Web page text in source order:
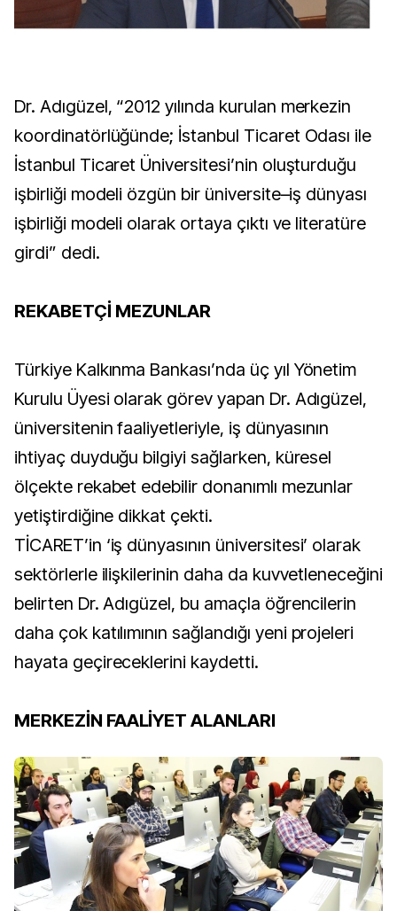
Dr. Adıgüzel, “2012 yılında kurulan merkezin
koordinatörlüğünde; İstanbul Ticaret Odası ile
İstanbul Ticaret Üniversitesi’nin oluşturduğu
işbirliği modeli özgün bir üniversite–iş dünyası
işbirliği modeli olarak ortaya çıktı ve literatüre
girdi” dedi.
REKABETÇİ MEZUNLAR
Türkiye Kalkınma Bankası’nda üç yıl Yönetim
Kurulu Üyesi olarak görev yapan Dr. Adıgüzel,
üniversitenin faaliyetleriyle, iş dünyasının
ihtiyaç duyduğu bilgiyi sağlarken, küresel
ölçekte rekabet edebilir donanımlı mezunlar
yetiştirdiğine dikkat çekti.
TİCARET’in ‘iş dünyasının üniversitesi’ olarak
sektörlerle ilişkilerinin daha da kuvvetleneceğini
belirten Dr. Adıgüzel, bu amaçla öğrencilerin
daha çok katılımının sağlandığı yeni projeleri
hayata geçireceklerini kaydetti.
MERKEZİN FAALİYET ALANLARI